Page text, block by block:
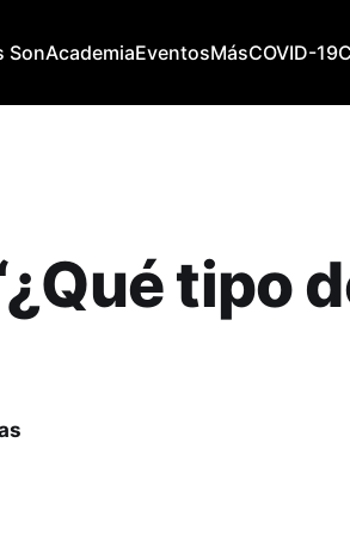
SonAcademiaEventosMásCOVID-19
tipo